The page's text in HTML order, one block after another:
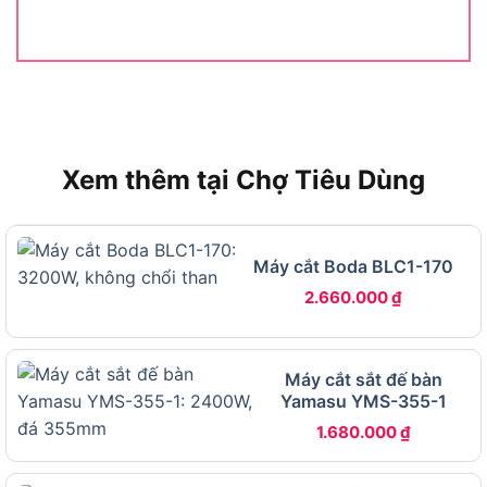
quá tải
tải
vòng/phút
bén, vết cắt phẳng, ít bavia
Đường
Kích thước phổ biến cho máy
cắt cầm tay mini, dễ tìm lưỡi thay
Độ sâu
cắt tối
34mm
34mm khi cắt vuông góc
Độ sâu
lần
Giới hạn hiệu quả mỗi lần đi dao
Xem thêm tại Chợ Tiêu Dùng
Máy cắt Boda BLC1-170
2.660.000₫
Máy cắt sắt đế bàn
Yamasu YMS-355-1
1.680.000₫